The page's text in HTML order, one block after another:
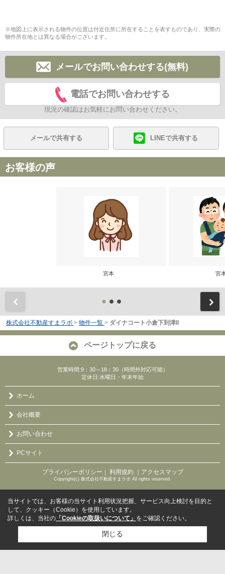
※地図上に表示される物件の位置は付近住所に所在することを表すものであり、実際の
物件所在地とは異なる場合がございます。
メールでお問い合わせする(無料)
電話でお問い合わせする
現況の確認はお気軽にお問い合わせください。
メールで共有する LINEで共有する
お客様の声
宮本 宮
株式会社不動産すまラボ > 物件一覧 > ダイナコート小倉下到津II
ページトップに戻る
営業時間:9：30～18：30（時間外対応可能）
定休日:水曜日・年末年始
ホーム
会社概要
お問い合わせ
PCサイト
プライバシーポリシー 利用規約 ｜アクセスマップ
Copyright(c) 株式会社不動産すまラボ All rights reserved.
当サイトでは、お客様の当サイト利用状況把握、サービス向上検討を目的と
して、クッキー（Cookie）を使用しています。
詳しくは、当社の 「Cookieの取扱いについて」 をご確認ください。
閉じる